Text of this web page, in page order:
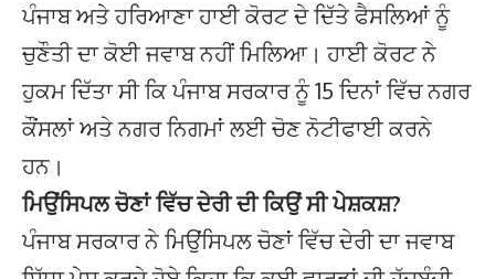
ਪੰਜਾਬ ਅਤੇ ਹਰਿਆਣਾ ਹਾਈ ਕੋਰਟ ਦੇ ਦਿੱਤੇ ਫੈਸਲਿਆਂ ਨੂੰ
ਚੁਣੌਤੀ ਦਾ ਕੋਈ ਜਵਾਬ ਨਹੀਂ ਮਿਲਿਆ। ਹਾਈ ਕੋਰਟ ਨੇ
ਹੁਕਮ ਦਿੱਤਾ ਸੀ ਕਿ ਪੰਜਾਬ ਸਰਕਾਰ ਨੂੰ 15 ਦਿਨਾਂ ਵਿੱਚ ਨਗਰ
ਕੌਂਸਲਾਂ ਅਤੇ ਨਗਰ ਨਿਗਮਾਂ ਲਈ ਚੋਣ ਨੋਟੀਫਾਈ ਕਰਨੇ
ਹਨ।
ਮਿਉਂਸਿਪਲ ਚੋਣਾਂ ਵਿੱਚ ਦੇਰੀ ਦੀ ਕਿਉਂ ਸੀ ਪੇਸ਼ਕਸ਼?
ਪੰਜਾਬ ਸਰਕਾਰ ਨੇ ਮਿਉਂਸਿਪਲ ਚੋਣਾਂ ਵਿੱਚ ਦੇਰੀ ਦਾ ਜਵਾਬ